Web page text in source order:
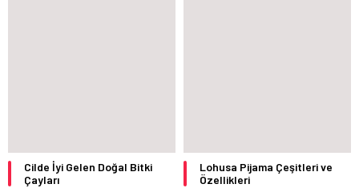
Cilde İyi Gelen Doğal Bitki
Çayları
Lohusa Pijama Çeşitleri ve
Özellikleri